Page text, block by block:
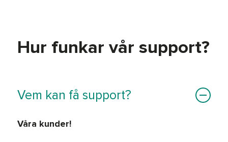
Hur funkar vår support?
Vem kan få support?
Våra kunder!